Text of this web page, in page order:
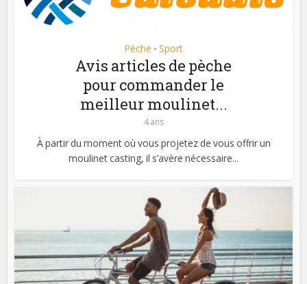
Pèche • Sport
Avis articles de pèche
pour commander le
meilleur moulinet...
4 ans
À partir du moment où vous projetez de vous offrir un
moulinet casting, il s’avère nécessaire...